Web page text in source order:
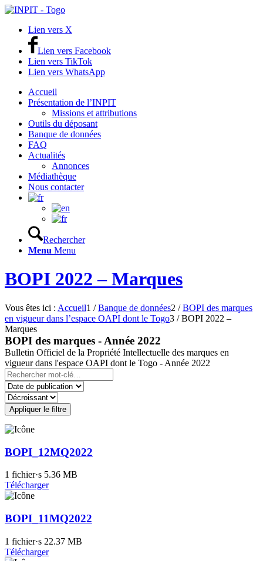
Lien vers X
Lien vers Facebook
Lien vers TikTok
Lien vers WhatsApp
Accueil
Présentation de l’INPIT
Missions et attributions
Outils du déposant
Banque de données
FAQ
Actualités
Annonces
Médiathèque
Nous contacter
Rechercher
Menu Menu
BOPI 2022 – Marques
Vous êtes ici : Accueil1 / Banque de données2 / BOPI des marques
en vigueur dans l’espace OAPI dont le Togo3 / BOPI 2022 –
Marques
BOPI des marques - Année 2022
Bulletin Officiel de la Propriété Intellectuelle des marques en
vigueur dans l'espace OAPI dont le Togo - Année 2022
Appliquer le filtre
BOPI_12MQ2022
1 fichier·s 5.36 MB
Télécharger
BOPI_11MQ2022
1 fichier·s 22.37 MB
Télécharger